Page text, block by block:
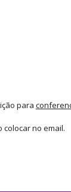
para
no email.